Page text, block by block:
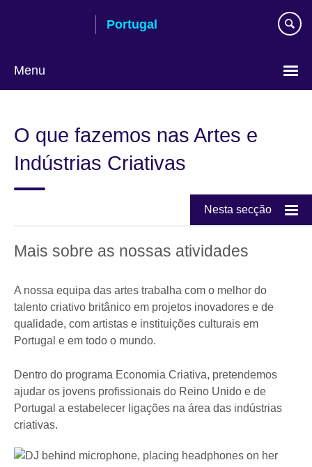
Portugal
Menu
língua
O que fazemos nas Artes e
Indústrias Criativas
Nesta secção
Mais sobre as nossas atividades
A nossa equipa das artes trabalha com o melhor do
talento criativo britânico em projetos inovadores e de
qualidade, com artistas e instituições culturais em
Portugal e em todo o mundo.
Dentro do programa Economia Criativa, pretendemos
ajudar os jovens profissionais do Reino Unido e de
Portugal a estabelecer ligações na área das indústrias
criativas.